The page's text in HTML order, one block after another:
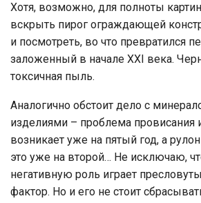
Хотя, возможно, для полноты
вскрыть пирог ограждающей
и посмотреть, во что превратился
заложенный в начале ХХI века.
токсичная пыль.
Аналогично обстоит дело с
изделиями – проблема провисания
возникает уже на пятый год, а
это уже на второй… Не исключаю,
негативную роль играет
фактор. Но и его не стоит